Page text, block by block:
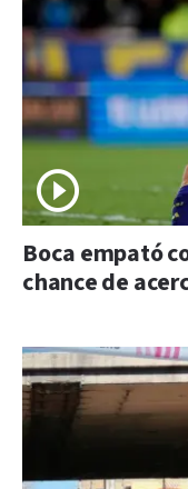
Boca empató
chance de